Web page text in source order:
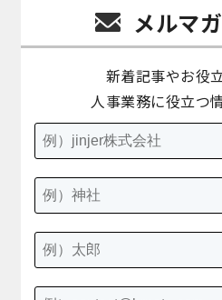
メルマ
新着記事やお役
人事業務に役立つ